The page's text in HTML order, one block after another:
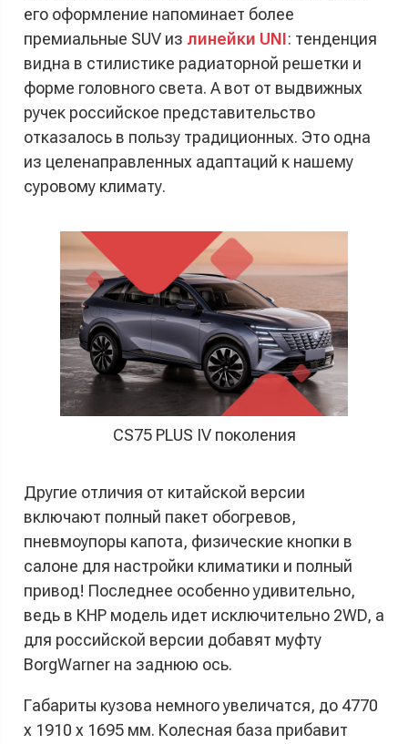
его оформление напоминает более
премиальные SUV из линейки UNI: тенденция
видна в стилистике радиаторной решетки и
форме головного света. А вот от выдвижных
ручек российское представительство
отказалось в пользу традиционных. Это одна
из целенаправленных адаптаций к нашему
суровому климату.
CS75 PLUS IV поколения
Другие отличия от китайской версии
включают полный пакет обогревов,
пневмоупоры капота, физические кнопки в
салоне для настройки климатики и полный
привод! Последнее особенно удивительно,
ведь в КНР модель идет исключительно 2WD, а
для российской версии добавят муфту
BorgWarner на заднюю ось.
Габариты кузова немного увеличатся, до 4770
х 1910 х 1695 мм. Колесная база прибавит